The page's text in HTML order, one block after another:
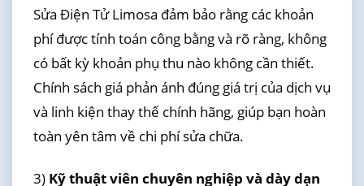
Sửa Điện Tử Limosa đảm bảo rằng các khoản
phí được tính toán công bằng và rõ ràng, không
có bất kỳ khoản phụ thu nào không cần thiết.
Chính sách giá phản ánh đúng giá trị của dịch vụ
và linh kiện thay thế chính hãng, giúp bạn hoàn
toàn yên tâm về chi phí sửa chữa.
3) Kỹ thuật viên chuyên nghiệp và dày dạn